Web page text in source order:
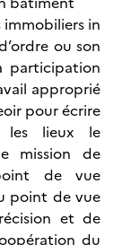
immobiliers in
ou son
participation
approprié
pour écrire
les lieux le
mission de
de vue
point de vue
et de
du